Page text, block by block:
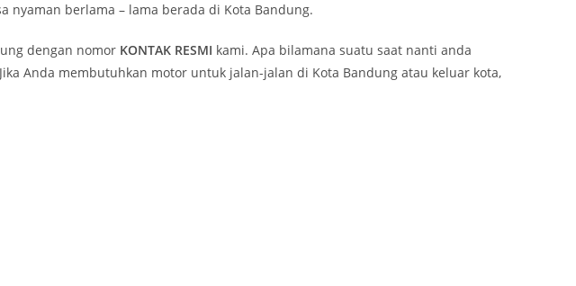
nyaman berlama – lama berada di Kota Bandung.
dengan nomor KONTAK RESMI kami. Apa bilamana suatu saat nanti anda
Anda membutuhkan motor untuk jalan-jalan di Kota Bandung atau keluar kota,